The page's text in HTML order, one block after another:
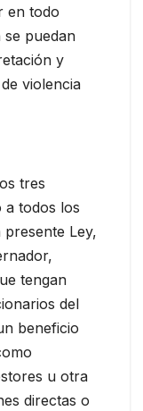
en todo
puedan
y
violencia
tres
a todos los
Ley,
tengan
del
beneficio
u otra
directas o